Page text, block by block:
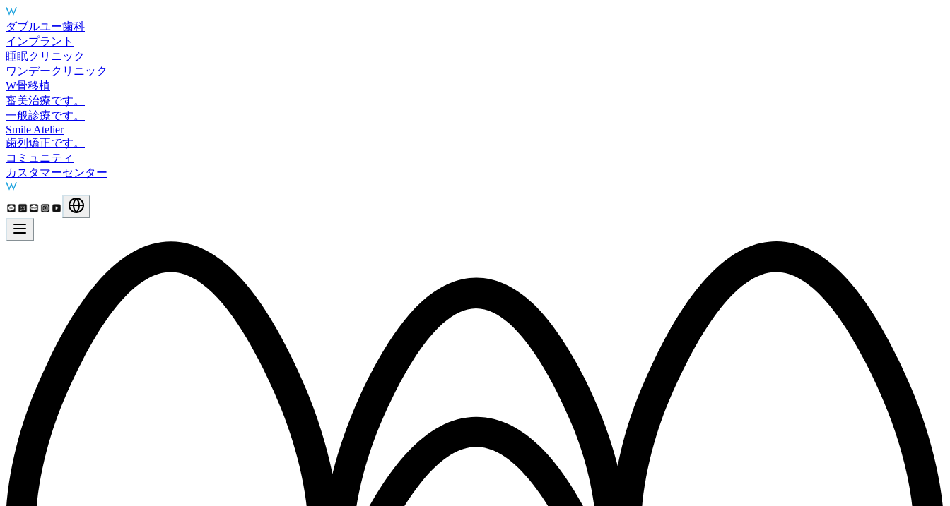
Main Services
ダブルユー歯科
インプラント
睡眠クリニック
ワンデークリニック
W骨移植
審美治療です。
一般診療です。
Smile Atelier
歯列矯正です。
コミュニティ
カスタマーセンター